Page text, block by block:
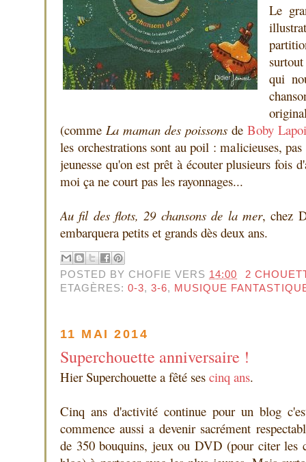
Le
qui
(comme La maman des poissonsde Boby
les orchestrations sont au poil : malicieuses,
jeunesse qu'on est prêt à écouter plusieurs fois
moi ça ne court pas les rayonnages...
Au fil des flots, 29 chansons de la mer, chez
embarquera petits et grands dès deux ans.
POSTED BY CHOFIE VERS 14:00
2
ETAGÈRES:0-3,3-6, MUSIQUE
11 MAI 2014
Superchouette anniversaire !
Hier Superchouette a fêté ses cinq ans.
Cinq ans d'activité continue pour un blog
commence aussi a devenir sacrément
de 350 bouquins, jeux ou DVD (pour citer les